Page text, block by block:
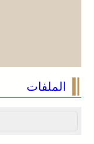
الملفات